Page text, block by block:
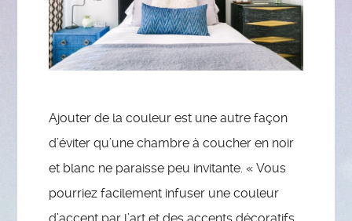
Ajouter de la couleur est une autre façon
d’éviter qu’une chambre à coucher en noir
et blanc ne paraisse peu invitante. « Vous
pourriez facilement infuser une couleur